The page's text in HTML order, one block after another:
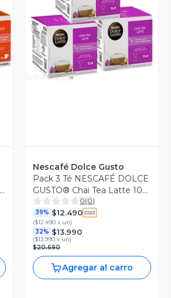
Vista Previa
Nescafé Dolce Gusto
Pack 3 Té NESCAFÉ DOLCE
GUSTO® Chai Tea Latte 10
Cápsulas
0(0)
39% $12.490
($12.490 x un)
32% $13.990
($13.990 x un)
$20.690
Agregar al carro